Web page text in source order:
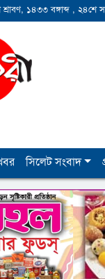
১৪৩৩ বঙ্গাব্দ , ২৪শে
সিলেট সংবাদ